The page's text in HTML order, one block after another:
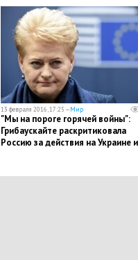
13 февраля 2016, 17:25 —Мир
"Мы на пороге горячей войны":
Грибаускайте раскритиковала
Россию за действия на Украине